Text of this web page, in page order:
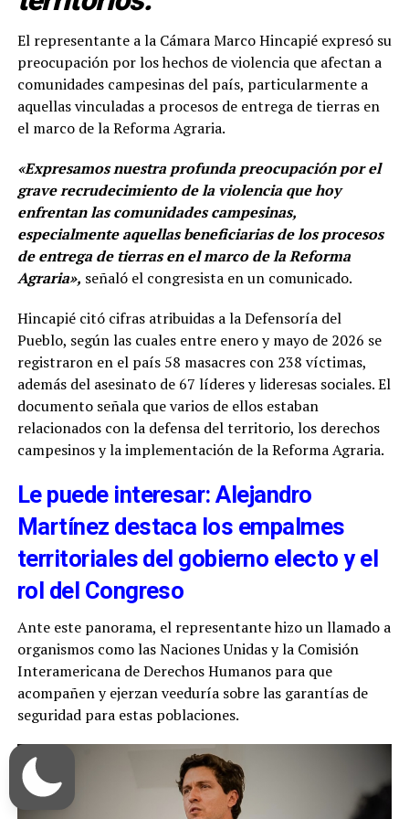
El representante a la Cámara Marco Hincapié expresó su
preocupación por los hechos de violencia que afectan a
comunidades campesinas del país, particularmente a
aquellas vinculadas a procesos de entrega de tierras en
el marco de la Reforma Agraria.
«Expresamos nuestra profunda preocupación por el
grave recrudecimiento de la violencia que hoy
enfrentan las comunidades campesinas,
especialmente aquellas beneficiarias de los procesos
de entrega de tierras en el marco de la Reforma
Agraria», señaló el congresista en un comunicado.
Hincapié citó cifras atribuidas a la Defensoría del
Pueblo, según las cuales entre enero y mayo de 2026 se
registraron en el país 58 masacres con 238 víctimas,
además del asesinato de 67 líderes y lideresas sociales. El
documento señala que varios de ellos estaban
relacionados con la defensa del territorio, los derechos
campesinos y la implementación de la Reforma Agraria.
Le puede interesar: Alejandro
Martínez destaca los empalmes
territoriales del gobierno electo y el
rol del Congreso
Ante este panorama, el representante hizo un llamado a
organismos como las Naciones Unidas y la Comisión
Interamericana de Derechos Humanos para que
acompañen y ejerzan veeduría sobre las garantías de
seguridad para estas poblaciones.